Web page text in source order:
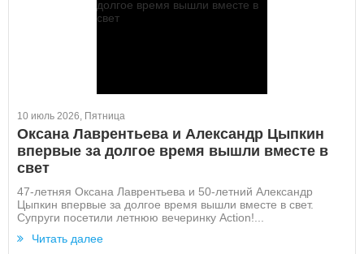
10 июль 2026, Пятница
Оксана Лаврентьева и Александр Цыпкин
впервые за долгое время вышли вместе в
свет
47-летняя Оксана Лаврентьева и 50-летний Александр
Цыпкин впервые за долгое время вышли вместе в свет.
Супруги посетили летнюю вечеринку Action!...
Читать далее